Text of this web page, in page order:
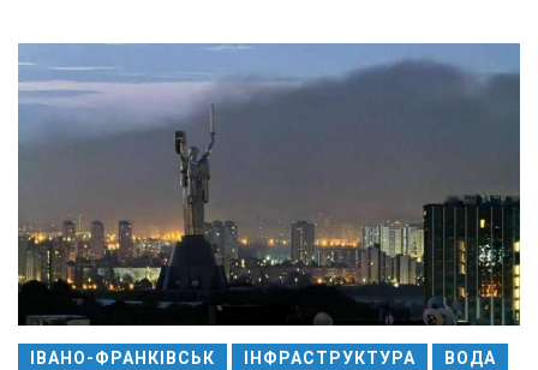
ІВАНО-ФРАНКІВСЬК ІНФРАСТРУКТУРА ВОДА